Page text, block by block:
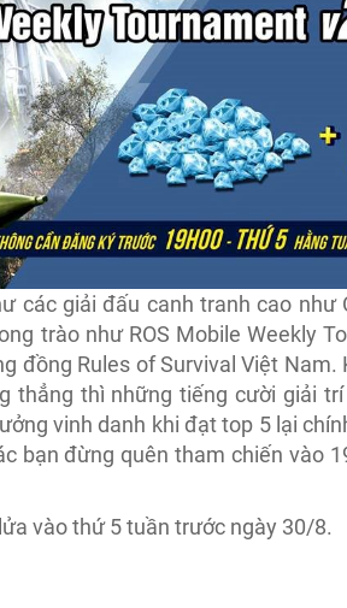
các giải đấu canh tranh cao như
trào như ROS Mobile Weekly
đồng Rules of Survival Việt Nam.
thẳng thì những tiếng cười giải
vinh danh khi đạt top 5 lại
bạn đừng quên tham chiến vào
vào thứ 5 tuần trước ngày 30/8.